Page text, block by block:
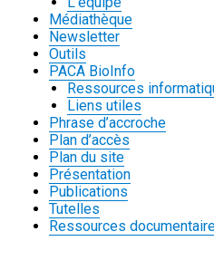
Médiathèque
Newsletter
Outils
PACA BioInfo
Ressources
Liens utiles
Phrase d’accroche
Plan d’accès
Plan du site
Présentation
Publications
Tutelles
Ressources